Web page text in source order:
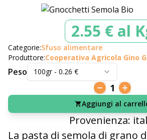
2.55 € al
Categorie:Sfuso alimentare
Produttore:Cooperativa Agricola Gino
Peso 100gr- 0.26 €
1
Aggiungi al
Provenienza:
La pasta di semola di grano